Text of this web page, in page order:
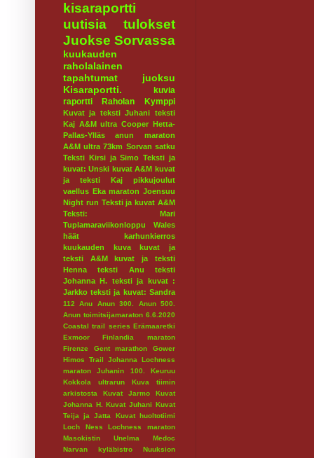
kisaraportti
uutisia
tulokset
Juokse Sorvassa
kuukauden
raholalainen
tapahtumat
juoksu
Kisaraportti.
kuvia
raportti
Raholan Kymppi
Kuvat ja teksti Juhani teksti
Kaj A&M ultra Cooper Hetta-
Pallas-Ylläs
anun maraton
A&M ultra 73km Sorvan satku
Teksti Kirsi ja Simo Teksti ja
kuvat: Unski kuvat A&M kuvat
ja teksti Kaj
pikkujoulut
vaellus Eka maraton Joensuu
Night run Teksti ja kuvat A&M
Teksti: Mari
Tuplamaraviikonloppu
Wales
häät
karhunkierros
kuukauden kuva
kuvat ja
teksti A&M
kuvat ja teksti
Henna
teksti Anu
teksti
Johanna H. teksti ja kuvat :
Jarkko teksti ja kuvat: Sandra
112 Anu Anun 300.
Anun 500.
Anun toimitsijamaraton 6.6.2020
Coastal trail series Erämaaretki
Exmoor
Finlandia maraton
Firenze
Gent marathon
Gower
Himos Trail
Johanna Lochness
maraton
Juhanin 100.
Keuruu
Kokkola ultrarun
Kuva tiimin
arkistosta
Kuvat Jarmo
Kuvat
Johanna H.
Kuvat Juhani Kuvat
Teija ja Jatta
Kuvat huoltotiimi
Loch Ness
Lochness maraton
Masokistin Unelma
Medoc
Narvan kyläbistro
Nuuksion